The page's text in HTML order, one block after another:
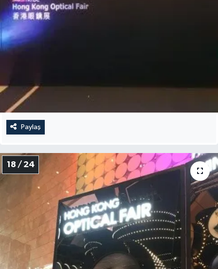
Paylaş
18 / 24